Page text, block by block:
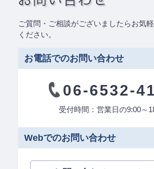
ご質問・ご相談がございましたらお気
ください。
お電話でのお問い合わせ
06-6532-
受付時間：営業日の9:00～
Webでのお問い合わせ